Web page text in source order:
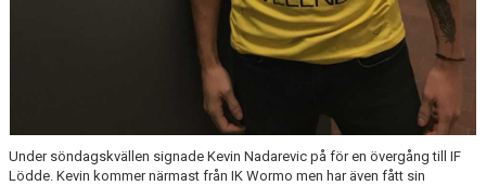
Under söndagskvällen signade Kevin Nadarevic på för en övergång till IF
Lödde. Kevin kommer närmast från IK Wormo men har även fått sin